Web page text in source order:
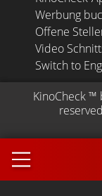
Werbung
Offene
Video
Switch to
KinoCheck ™